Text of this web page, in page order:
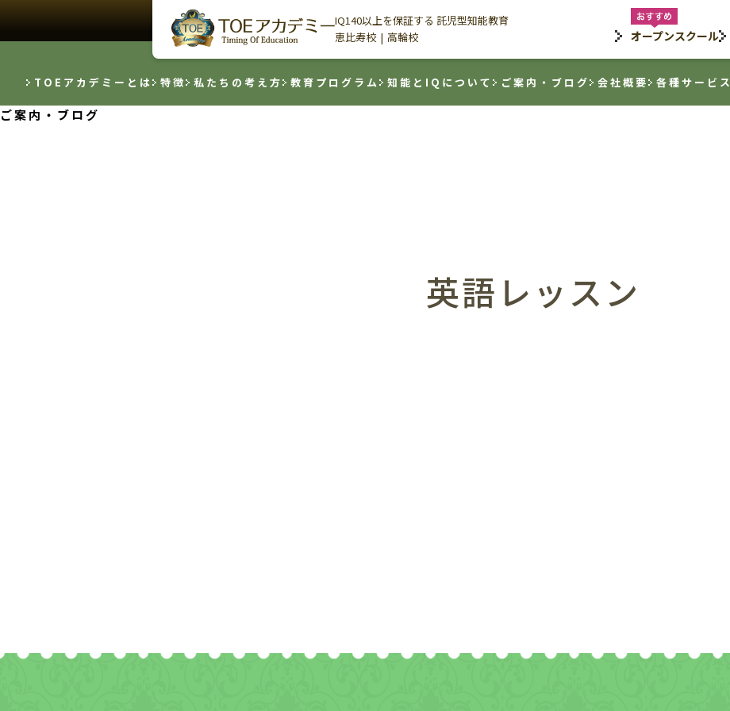
IQ140以上を保証する 託児型知能教育
恵比寿校
高輪校 オープンスクール
TOEアカデミーとは 特徴 私たちの考え方 教育プログラム 知能とIQについて ご案内・ブログ 会社概要 各種サービス
ご案内・ブログ
英語レッスン